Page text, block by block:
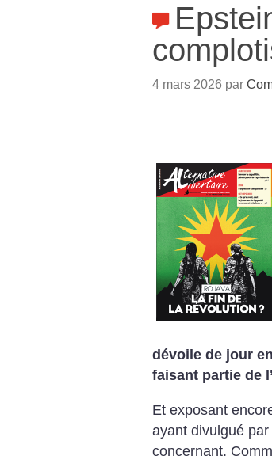
4 mars 2026 par
dévoile de jour
faisant partie de
Et exposant
ayant divulgué
concernant.